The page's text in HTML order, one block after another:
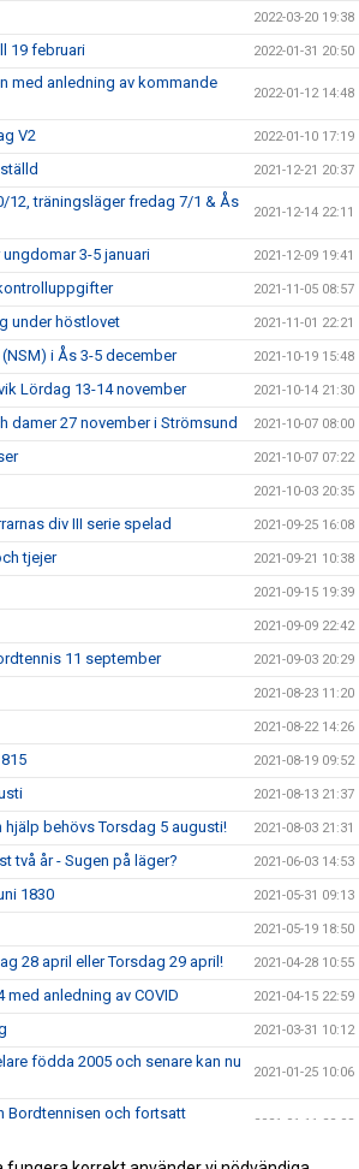
2022-03-20 19:38
19 februari 2022-01-31 20:50
med anledning av kommande
2022-01-12 14:48
V2 2022-01-10 17:19
2021-12-21 20:37
12, träningsläger fredag 7/1 & Ås
2021-12-14 22:11
3-5 januari 2021-12-09 19:41
2021-11-05 08:57
under höstlovet 2021-11-01 22:21
i Ås 3-5 december 2021-10-19 15:48
Lördag 13-14 november 2021-10-14 21:30
damer 27 november i Strömsund 2021-10-07 08:00
2021-10-07 07:22
2021-10-03 20:35
div III serie spelad 2021-09-25 16:08
tjejer 2021-09-21 10:38
2021-09-15 19:39
2021-09-09 22:42
11 september 2021-09-03 20:29
2021-08-23 11:20
2021-08-22 14:26
2021-08-19 09:52
2021-08-13 21:37
behövs Torsdag 5 augusti! 2021-08-03 21:31
två år - Sugen på läger? 2021-06-03 14:53
1830 2021-05-31 09:13
2021-05-19 18:50
28 april eller Torsdag 29 april! 2021-04-28 10:55
med anledning av COVID 2021-04-15 22:59
2021-03-31 10:12
födda 2005 och senare kan nu
2021-01-25 10:06
Bordtennisen och fortsatt
2021-01-11 22:08